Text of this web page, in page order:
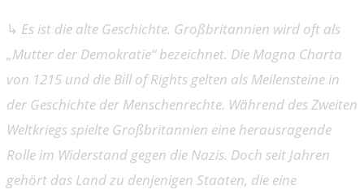
↳ Es ist die alte Geschichte. Großbritannien wird oft als
„Mutter der Demokratie“ bezeichnet. Die Magna Charta
von 1215 und die Bill of Rights gelten als Meilensteine in
der Geschichte der Menschenrechte. Während des Zweiten
Weltkriegs spielte Großbritannien eine herausragende
Rolle im Widerstand gegen die Nazis. Doch seit Jahren
gehört das Land zu denjenigen Staaten, die eine